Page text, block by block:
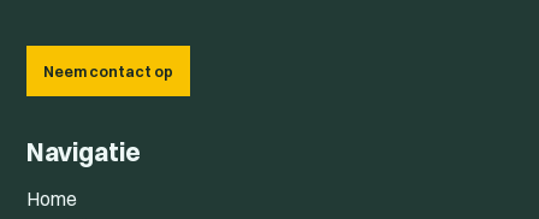
Neem contact op
Navigatie
Home